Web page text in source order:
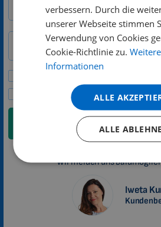
Ich stimme den
Wir melden uns
Iweta
verbessern. Durch die
unserer Webseite stimmen
Verwendung von Cookies
Cookie-Richtlinie zu. Weitere
Informationen
ALLE
ALLE